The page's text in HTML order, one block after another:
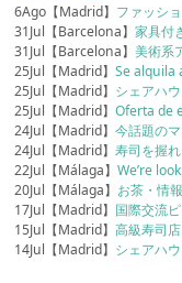
6Ago【Madrid】 ファッシ
31Jul【Barcelona】家具付
31Jul【Barcelona】美術系
25Jul【Madrid】Se alquila
25Jul【Madrid】 シェアハ
25Jul【Madrid】Oferta de
24Jul【Madrid】今話題の
24Jul【Madrid】寿司を握
22Jul【Málaga】We’re
20Jul【Málaga】 お茶・情
17Jul【Madrid】 国際交流
15Jul【Madrid】高級寿司
14Jul【Madrid】 シェアハ